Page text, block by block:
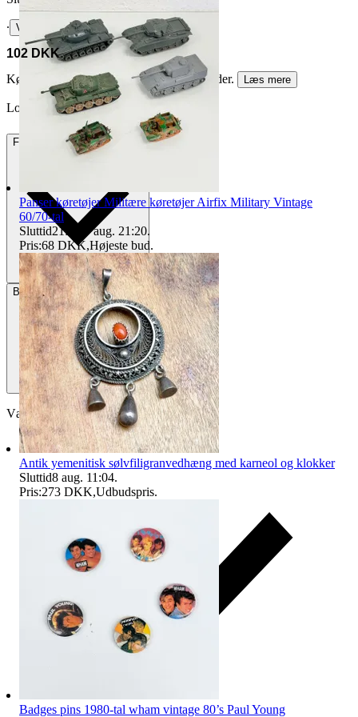
∙ Vis bud
102 DKK
Køberbeskyttelse er valgfri for virksomheder.
Læs mere
LottaJuel vandt auktionen
Fragt 112 DKK GLS via DSV
BetalingVia Tradera
Vælg køberbeskyttelse
Panser køretøjer Militære køretøjer Airfix Military Vintage
60/70-tal
Sluttid21:20 7 aug. 21:20.
Pris:68 DKK,Højeste bud.
Antik yemenitisk sølvfiligranvedhæng med karneol og klokker
Sluttid8 aug. 11:04.
Pris:273 DKK,Udbudspris.
Badges pins 1980-tal wham vintage 80’s Paul Young